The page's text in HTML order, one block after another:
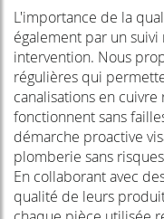
L'importance de la
également par un
intervention. Nous
régulières qui
canalisations en
fonctionnent sans
démarche proactive
plomberie sans
En collaborant avec
qualité de leurs